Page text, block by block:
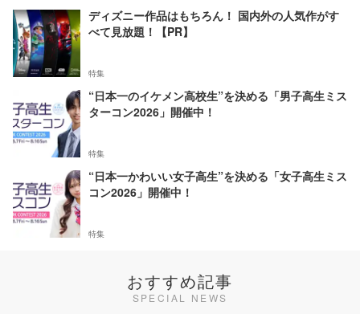
ディズニー作品はもちろん！ 国内外の人気作がす
べて見放題！【PR】
特集
“日本一のイケメン高校生”を決める「男子高生ミス
ターコン2026」開催中！
特集
“日本一かわいい女子高生”を決める「女子高生ミス
コン2026」開催中！
特集
おすすめ記事
SPECIAL NEWS